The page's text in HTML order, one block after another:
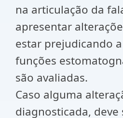
na articulação da
apresentar
estar prejudicando
funções
são avaliadas.
Caso alguma
diagnosticada,